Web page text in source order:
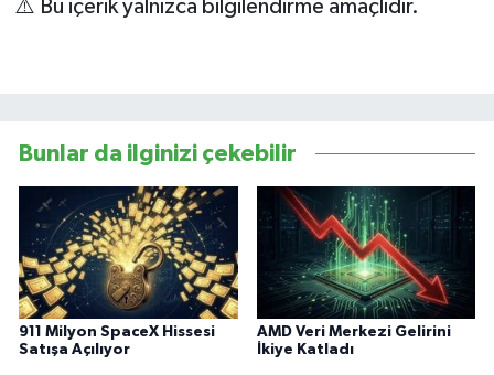
⚠️ Bu içerik yalnızca bilgilendirme amaçlıdır.
Bunlar da ilginizi çekebilir
911 Milyon SpaceX Hissesi
Satışa Açılıyor
AMD Veri Merkezi Gelirini
İkiye Katladı